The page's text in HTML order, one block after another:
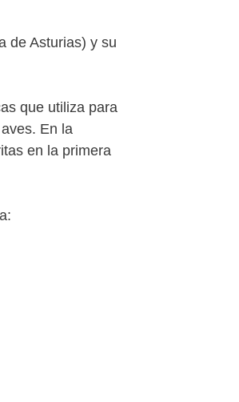
de Asturias) y su
que utiliza para
En la
en la primera